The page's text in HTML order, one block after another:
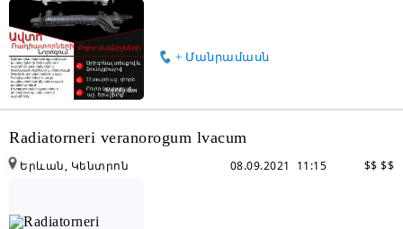
+ Մանրամասն
Radiatorneri veranorogum lvacum
$$ $$
08.09.2021 11:15
Երևան, Կենտրոն